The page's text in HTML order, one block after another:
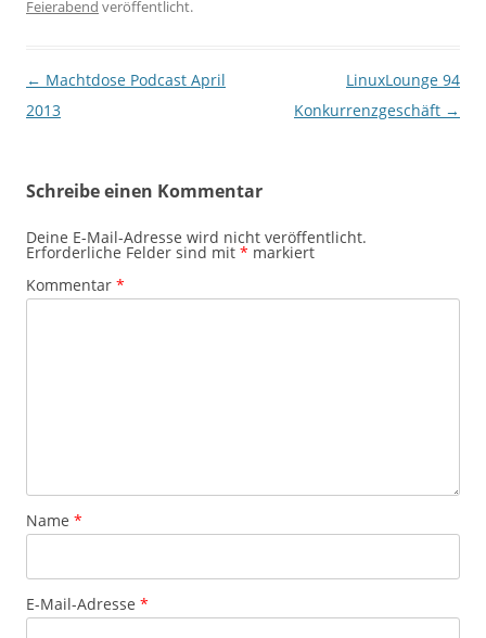
Feierabend veröffentlicht.
Beitragsnavigation
← Machtdose Podcast April
2013
LinuxLounge 94
Konkurrenzgeschäft →
Schreibe einen Kommentar
Deine E-Mail-Adresse wird nicht veröffentlicht.
Erforderliche Felder sind mit * markiert
Kommentar *
Name *
E-Mail-Adresse *